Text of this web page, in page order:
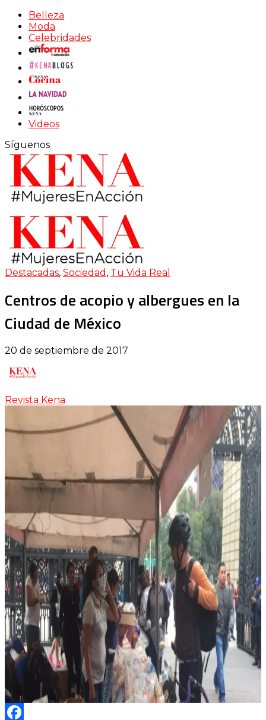
Belleza
Moda
Celebridades
Videos
Síguenos
Destacadas, Sociedad , Tu Vida Real
Centros de acopio y albergues en la
Ciudad de México
20 de septiembre de 2017
Revista Kena